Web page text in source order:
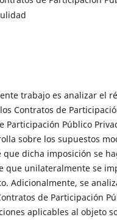
trabajo es analizar el
Contratos de
Participación Público
sobre los supuestos
que dicha imposición se
que unilateralmente se
Adicionalmente, se
de Participación
aplicables al objeto